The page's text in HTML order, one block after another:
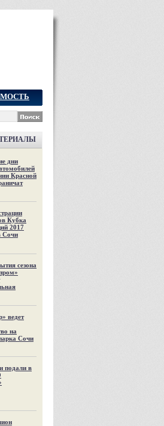
дни
Красной
Кубка
2017
Сочи
сезона
ведет
на
Сочи
подали в